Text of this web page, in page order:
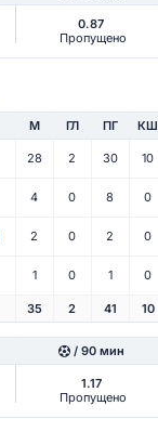
0.87
Пропущено
М ГЛ ПГ КШ
28 2 30 10
4 0 8 0
2 0 2 0
1 0 1 0
35 2 41 10
/ 90 мин
1.17
Пропущено